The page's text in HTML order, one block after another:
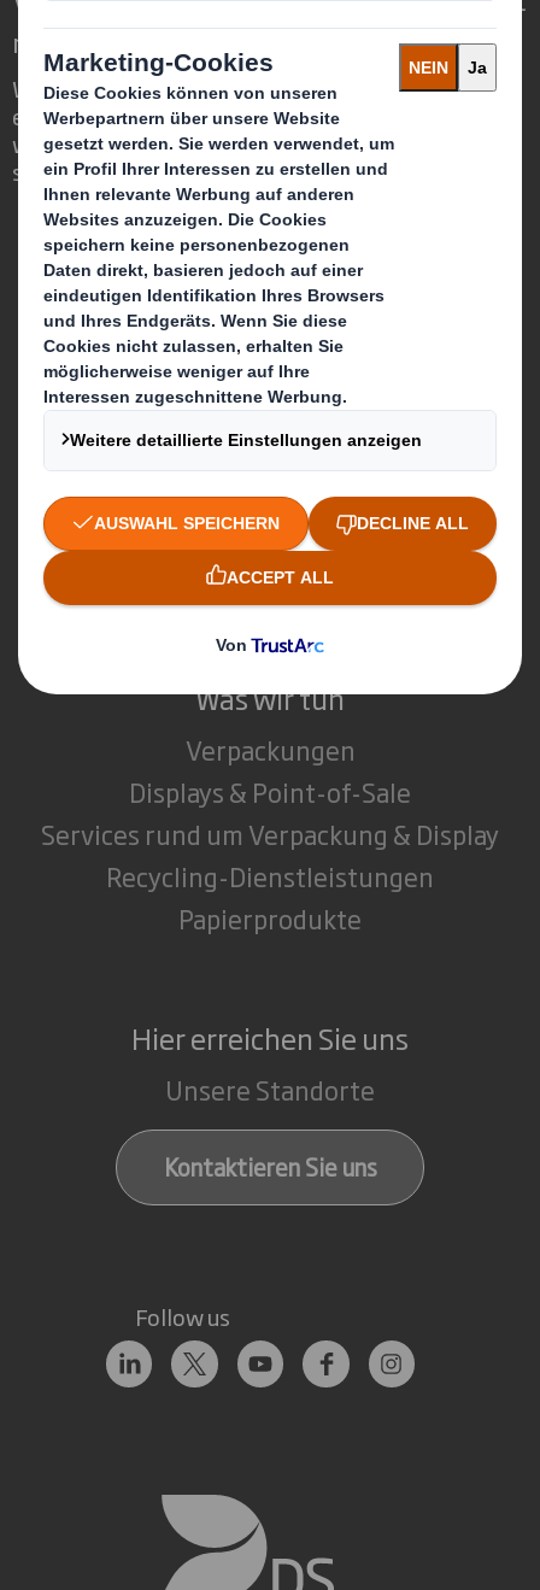
neu definieren
Wir sind anders, weil wir die Chance
erkennen, dass Verpackungen eine
wichtige Rolle in der Welt um uns herum
spielen können.
Wer wir sind
Über DS Smith
Über International Paper
Zusammenschluss von IP + DS Smith
Nachhaltigkeit
Unser Unternehmenszweck
Media
Karriere & Jobs
Was wir tun
Verpackungen
Displays & Point-of-Sale
Services rund um Verpackung & Display
Recycling-Dienstleistungen
Papierprodukte
Hier erreichen Sie uns
Unsere Standorte
Kontaktieren Sie uns
Follow us